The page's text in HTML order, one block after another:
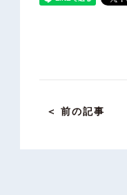
＜ 前の記事